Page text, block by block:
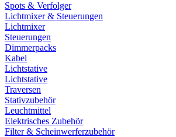
Spots & Verfolger
Lichtmixer & Steuerungen
Lichtmixer
Steuerungen
Dimmerpacks
Kabel
Lichtstative
Lichtstative
Traversen
Stativzubehör
Leuchtmittel
Elektrisches Zubehör
Filter & Scheinwerferzubehör